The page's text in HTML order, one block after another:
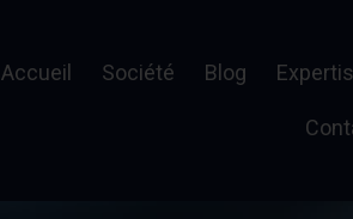
Accueil Société Blog